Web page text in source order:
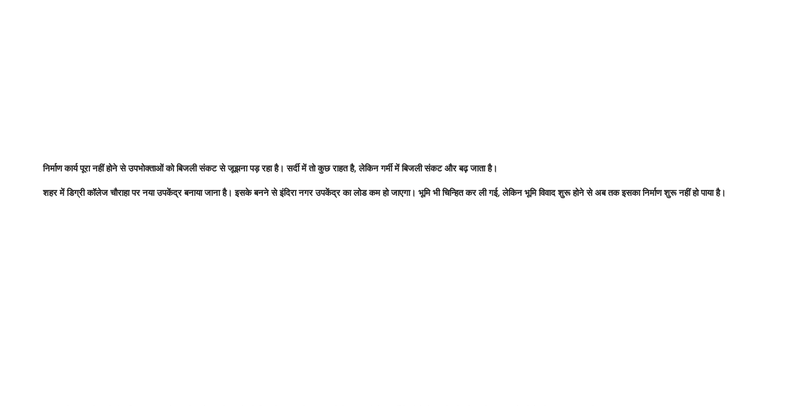
निर्माण कार्य पूरा नहीं होने से उपभोक्ताओं को बिजली संकट से जूझना पड़ रहा है। सर्दी में तो कुछ राहत है, लेकिन गर्मी में बिजली संकट और बढ़ जाता है।
शहर में डिग्री कॉलेज चौराहा पर नया उपकेंद्र बनाया जाना है। इसके बनने से इंदिरा नगर उपकेंद्र का लोड कम हो जाएगा। भूमि भी चिन्हित कर ली गई, लेकिन भूमि विवाद शुरू होने से अब तक इसका निर्माण शुरू नहीं हो पाया है।